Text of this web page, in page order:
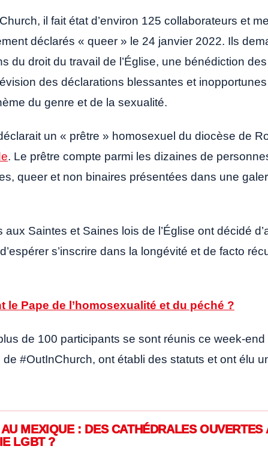
il fait état d’environ 125 collaborateurs et
déclarés « queer » le 24 janvier 2022. Ils
du droit du travail de l’Église, une bénédiction
des déclarations blessantes et
du genre et de la sexualité.
un « prêtre » homosexuel du diocèse de
. Le prêtre compte parmi les dizaines de
queer et non binaires présentées dans une
Saintes et Saines lois de l’Église ont décidé
s’inscrire dans la longévité et de facto
le Pape de l’homosexualité et du péché ?
de 100 participants se sont réunis ce week-
de #OutInChurch, ont établi des statuts et ont élu
MEXIQUE : DES CATHÉDRALES OUVERTES
LGBT ?